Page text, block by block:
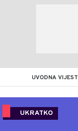
UVODNA VIJEST
UKRATKO